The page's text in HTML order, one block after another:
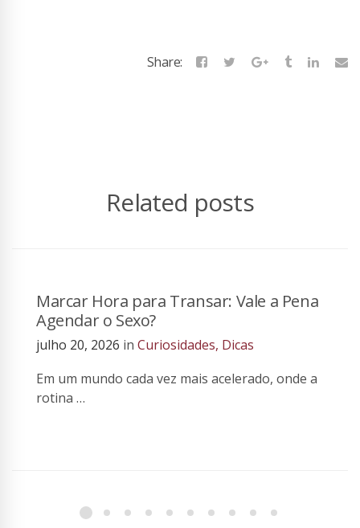
Share:
Related posts
Marcar Hora para Transar: Vale a Pena
Agendar o Sexo?
julho 20, 2026 in Curiosidades, Dicas
Em um mundo cada vez mais acelerado, onde a
rotina …